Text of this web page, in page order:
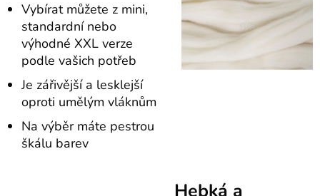
Vybírat můžete z mini,
standardní nebo
výhodné XXL verze
podle vašich potřeb
Je zářivější a lesklejší
oproti umělým vláknům
Na výběr máte pestrou
škálu barev